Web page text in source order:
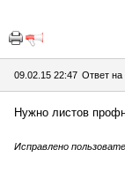
09.02.15 22:47 Ответ
Нужно листов
Исправлено